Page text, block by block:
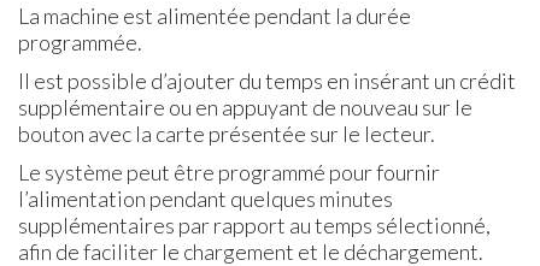
La machine est alimentée pendant la durée
programmée.
Il est possible d’ajouter du temps en insérant un crédit
supplémentaire ou en appuyant de nouveau sur le
bouton avec la carte présentée sur le lecteur.
Le système peut être programmé pour fournir
l’alimentation pendant quelques minutes
supplémentaires par rapport au temps sélectionné,
afin de faciliter le chargement et le déchargement.